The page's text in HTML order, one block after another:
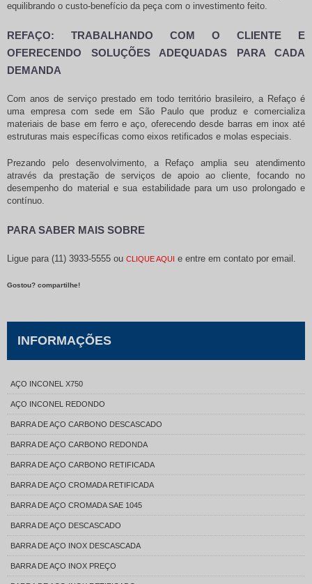
equilibrando o custo-benefício da peça com o investimento feito.
REFAÇO: TRABALHANDO COM O CLIENTE E
OFERECENDO SOLUÇÕES ADEQUADAS PARA CADA
DEMANDA
Com anos de serviço prestado em todo território brasileiro, a Refaço é
uma empresa com sede em São Paulo que produz e comercializa
materiais de base em ferro e aço, oferecendo desde barras em inox até
estruturas mais específicas como eixos retificados e molas especiais.
Prezando pelo desenvolvimento, a Refaço amplia seu atendimento
através da prestação de serviços de apoio ao cliente, focando no
desempenho do material e sua estabilidade para um uso prolongado e
contínuo.
PARA SABER MAIS SOBRE
Ligue para (11) 3933-5555 ou CLIQUE AQUI e entre em contato por email.
Gostou? compartilhe!
INFORMAÇÕES
AÇO INCONEL X750
AÇO INCONEL REDONDO
BARRA DE AÇO CARBONO DESCASCADO
BARRA DE AÇO CARBONO REDONDA
BARRA DE AÇO CARBONO RETIFICADA
BARRA DE AÇO CROMADA RETIFICADA
BARRA DE AÇO CROMADA SAE 1045
BARRA DE AÇO DESCASCADO
BARRA DE AÇO INOX DESCASCADA
BARRA DE AÇO INOX PREÇO